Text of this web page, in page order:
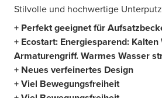
Stilvolle und hochwertige
+ Perfekt geeignet für
+ Ecostart: Energiesparend:
Armaturengriff. Warmes Wasser
+ Neues verfeinertes Design
+ Viel Bewegungsfreiheit